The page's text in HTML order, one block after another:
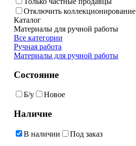
Отключить коллекционирование
Каталог
Материалы для ручной работы
Все категории
Ручная работа
Материалы для ручной работы
Состояние
Б/у Новое
Наличие
В наличии Под заказ